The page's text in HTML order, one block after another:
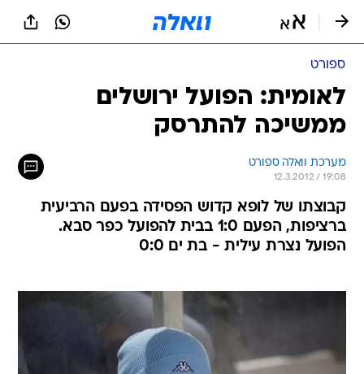
ספורט
לאומית: הפועל ירושלים
ממשיכה להתרסק
מערכת וואלה ספורט
12.3.2012 / 19:08
קבוצתו של לופא קדוש הפסידה בפעם הרביעית
ברציפות, הפעם 1:0 בבית להפועל כפר סבא.
הפועל נצרת עילית - בת ים 0:0